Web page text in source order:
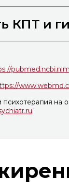
КПТ и
на